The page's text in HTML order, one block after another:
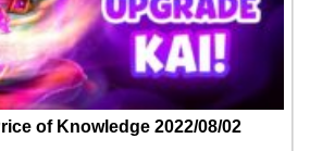
of Knowledge 2022/08/02